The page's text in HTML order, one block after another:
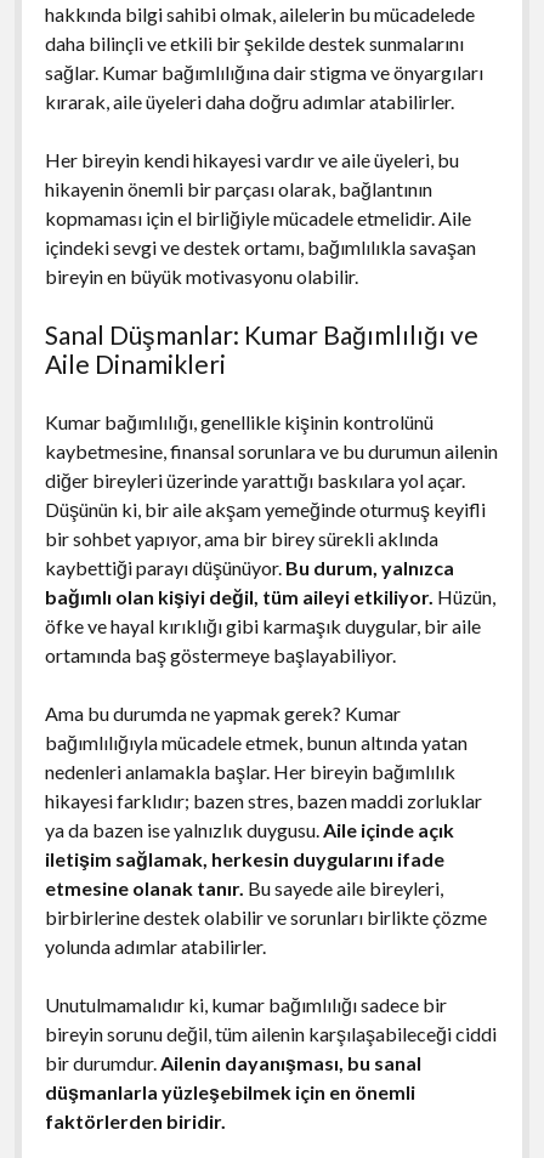
hakkında bilgi sahibi olmak, ailelerin bu mücadelede
daha bilinçli ve etkili bir şekilde destek sunmalarını
sağlar. Kumar bağımlılığına dair stigma ve önyargıları
kırarak, aile üyeleri daha doğru adımlar atabilirler.
Her bireyin kendi hikayesi vardır ve aile üyeleri, bu
hikayenin önemli bir parçası olarak, bağlantının
kopmaması için el birliğiyle mücadele etmelidir. Aile
içindeki sevgi ve destek ortamı, bağımlılıkla savaşan
bireyin en büyük motivasyonu olabilir.
Sanal Düşmanlar: Kumar Bağımlılığı ve
Aile Dinamikleri
Kumar bağımlılığı, genellikle kişinin kontrolünü
kaybetmesine, finansal sorunlara ve bu durumun ailenin
diğer bireyleri üzerinde yarattığı baskılara yol açar.
Düşünün ki, bir aile akşam yemeğinde oturmuş keyifli
bir sohbet yapıyor, ama bir birey sürekli aklında
kaybettiği parayı düşünüyor. Bu durum, yalnızca
bağımlı olan kişiyi değil, tüm aileyi etkiliyor. Hüzün,
öfke ve hayal kırıklığı gibi karmaşık duygular, bir aile
ortamında baş göstermeye başlayabiliyor.
Ama bu durumda ne yapmak gerek? Kumar
bağımlılığıyla mücadele etmek, bunun altında yatan
nedenleri anlamakla başlar. Her bireyin bağımlılık
hikayesi farklıdır; bazen stres, bazen maddi zorluklar
ya da bazen ise yalnızlık duygusu.Aile içinde açık
iletişim sağlamak, herkesin duygularını ifade
etmesine olanak tanır. Bu sayede aile bireyleri,
birbirlerine destek olabilir ve sorunları birlikte çözme
yolunda adımlar atabilirler.
Unutulmamalıdır ki, kumar bağımlılığı sadece bir
bireyin sorunu değil, tüm ailenin karşılaşabileceği ciddi
bir durumdur.Ailenin dayanışması, bu sanal
düşmanlarla yüzleşebilmek için en önemli
faktörlerden biridir.